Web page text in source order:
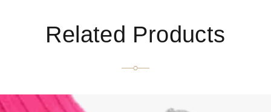
Related Products